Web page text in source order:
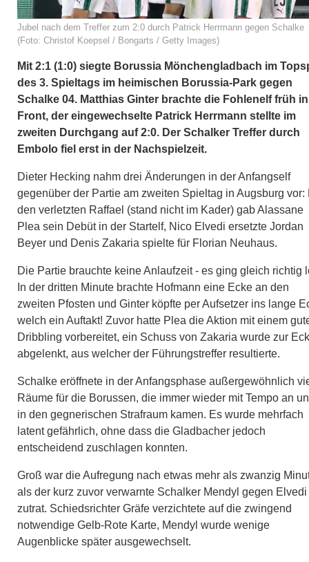
Jubel nach dem Treffer zum 2:0 durch Patrick Herrmann gegen Schalke
(Foto: Christof Koepsel / Bongarts / Getty Images)
Mit 2:1 (1:0) siegte Borussia Mönchengladbach im
des 3. Spieltags im heimischen Borussia-Park gegen
Schalke 04. Matthias Ginter brachte die Fohlenelf früh in
Front, der eingewechselte Patrick Herrmann stellte im
zweiten Durchgang auf 2:0. Der Schalker Treffer durch
Embolo fiel erst in der Nachspielzeit.
Dieter Hecking nahm drei Änderungen in der Anfangself
gegenüber der Partie am zweiten Spieltag in Augsburg vor:
den verletzten Raffael (stand nicht im Kader) gab Alassane
Plea sein Debüt in der Startelf, Nico Elvedi ersetzte Jordan
Beyer und Denis Zakaria spielte für Florian Neuhaus.
Die Partie brauchte keine Anlaufzeit - es ging gleich richtig
In der dritten Minute brachte Hofmann eine Ecke an den
zweiten Pfosten und Ginter köpfte per Aufsetzer ins lange
welch ein Auftakt! Zuvor hatte Plea die Aktion mit einem
Dribbling vorbereitet, ein Schuss von Zakaria wurde zur
abgelenkt, aus welcher der Führungstreffer resultierte.
Schalke eröffnete in der Anfangsphase außergewöhnlich
Räume für die Borussen, die immer wieder mit Tempo an
in den gegnerischen Strafraum kamen. Es wurde mehrfach
latent gefährlich, ohne dass die Gladbacher jedoch
entscheidend zuschlagen konnten.
Groß war die Aufregung nach etwas mehr als zwanzig
als der kurz zuvor verwarnte Schalker Mendyl gegen Elvedi
zutrat. Schiedsrichter Gräfe verzichtete auf die zwingend
notwendige Gelb-Rote Karte, Mendyl wurde wenige
Augenblicke später ausgewechselt.